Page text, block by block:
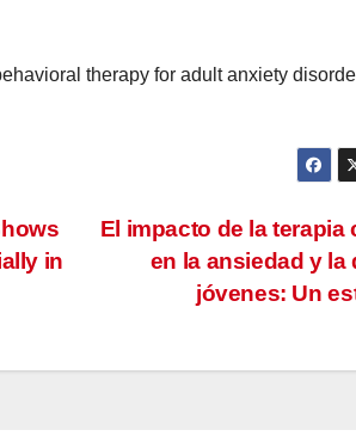
therapy for adult anxiety
El impacto de la
en la ansiedad y
jóvenes: Un
in